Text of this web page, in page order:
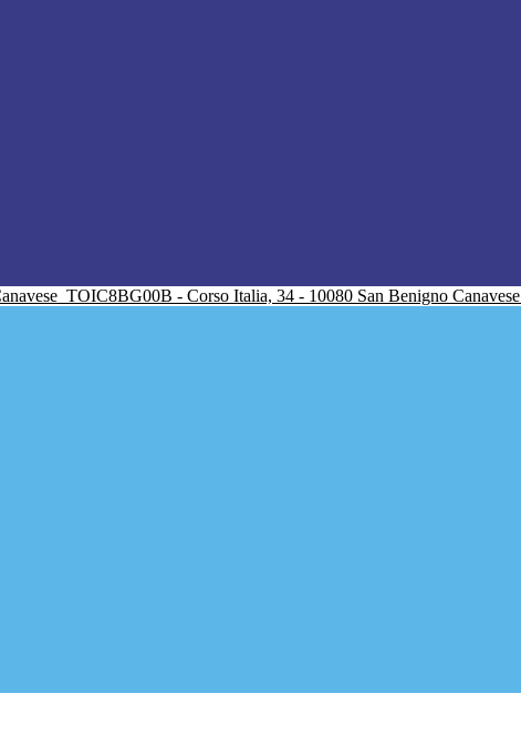
TOIC8BG00B - Corso Italia, 34 - 10080 San Benigno Canavese